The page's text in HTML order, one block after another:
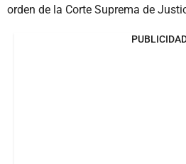
orden de la Corte Suprema de